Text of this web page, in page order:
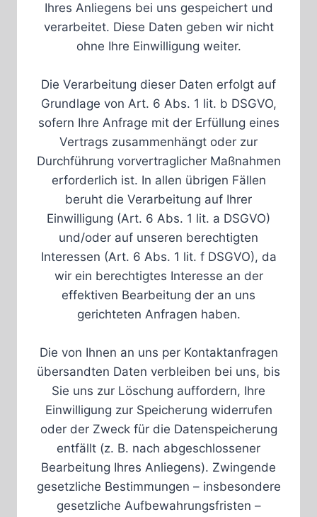
Ihres Anliegens bei uns gespeichert und
verarbeitet. Diese Daten geben wir nicht
ohne Ihre Einwilligung weiter.
Die Verarbeitung dieser Daten erfolgt auf
Grundlage von Art. 6 Abs. 1 lit. b DSGVO,
sofern Ihre Anfrage mit der Erfüllung eines
Vertrags zusammenhängt oder zur
Durchführung vorvertraglicher Maßnahmen
erforderlich ist. In allen übrigen Fällen
beruht die Verarbeitung auf Ihrer
Einwilligung (Art. 6 Abs. 1 lit. a DSGVO)
und/oder auf unseren berechtigten
Interessen (Art. 6 Abs. 1 lit. f DSGVO), da
wir ein berechtigtes Interesse an der
effektiven Bearbeitung der an uns
gerichteten Anfragen haben.
Die von Ihnen an uns per Kontaktanfragen
übersandten Daten verbleiben bei uns, bis
Sie uns zur Löschung auffordern, Ihre
Einwilligung zur Speicherung widerrufen
oder der Zweck für die Datenspeicherung
entfällt (z. B. nach abgeschlossener
Bearbeitung Ihres Anliegens). Zwingende
gesetzliche Bestimmungen – insbesondere
gesetzliche Aufbewahrungsfristen –